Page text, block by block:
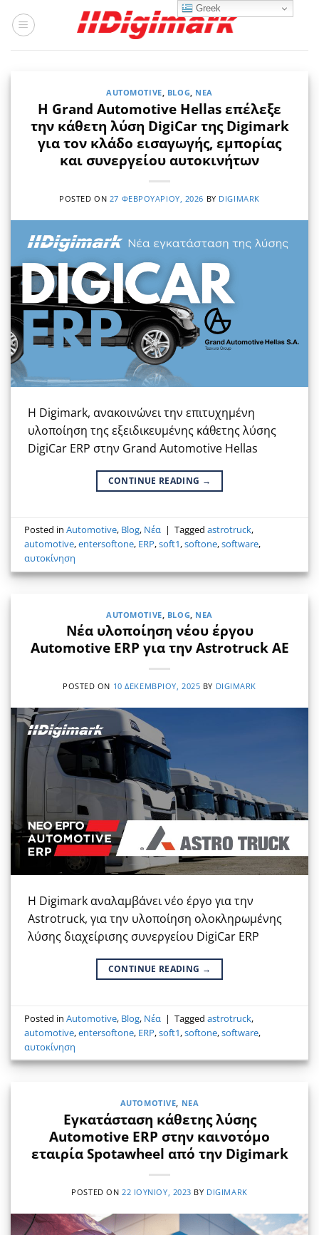
στο
AUTOMOTIVE, BLOG, ΝΈΑ
Η Grand Automotive Hellas επέλεξε
την κάθετη λύση DigiCar της Digimark
για τον κλάδο εισαγωγής, εμπορίας
και συνεργείου αυτοκινήτων
POSTED ON 27 ΦΕΒΡΟΥΑΡΊΟΥ, 2026 BY DIGIMARK
Η Digimark, ανακοινώνει την επιτυχημένη
υλοποίηση της εξειδικευμένης κάθετης λύσης
DigiCar ERP στην Grand Automotive Hellas
CONTINUE READING →
Posted inAutomotive, Blog, Νέα | Taggedastrotruck,
automotive,entersoftone, ERP,soft1,softone,software,
αυτοκίνηση
AUTOMOTIVE BLOG ΝΈΑ
Νέα υλοποίηση νέου έργου
Automotive ERP για την Astrotruck AE
POSTED ON 10 ΔΕΚΕΜΒΡΊΟΥ, 2025 BY DIGIMARK
Η Digimark αναλαμβάνει νέο έργο για την
Astrotruck, για την υλοποίηση ολοκληρωμένης
λύσης διαχείρισης συνεργείου DigiCar ERP
CONTINUE READING →
Posted inAutomotive, Blog, Νέα | Taggedastrotruck,
automotive,entersoftone, ERP,soft1,softone,software,
αυτοκίνηση
AUTOMOTIVE, ΝΈΑ
Εγκατάσταση κάθετης λύσης
Automotive ERP στην καινοτόμο
εταιρία Spotawheel από την Digimark
POSTED ON 22 ΙΟΥΝΊΟΥ, 2023 BY DIGIMARK
Greek